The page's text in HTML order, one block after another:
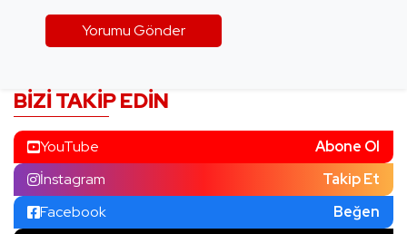
BIZI TAKIP EDIN
YouTube
Abone Ol
İnstagram
Takip Et
Facebook
Beğen